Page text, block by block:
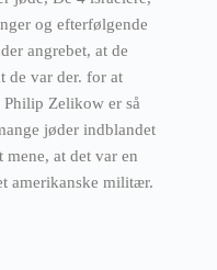
og efterfølgende
angrebet, at de
de var der. for at
Philip Zelikow er så
jøder indblandet
at det var en
amerikanske militær.